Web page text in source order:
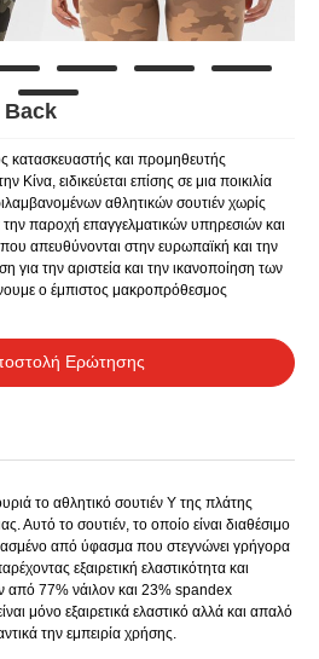
Back
κατασκευαστής και προμηθευτής
Κίνα, ειδικεύεται επίσης σε μια ποικιλία
αθλητικών σουτιέν χωρίς
παροχή επαγγελματικών υπηρεσιών και
απευθύνονται στην ευρωπαϊκή και την
για την αριστεία και την ικανοποίηση των
ο έμπιστος μακροπρόθεσμος
Ερώτησης
το αθλητικό σουτιέν Y της πλάτης
Αυτό το σουτιέν, το οποίο είναι διαθέσιμο
από ύφασμα που στεγνώνει γρήγορα
εξαιρετική ελαστικότητα και
από 77% νάιλον και 23% spandex
μόνο εξαιρετικά ελαστικό αλλά και απαλό
την εμπειρία χρήσης.